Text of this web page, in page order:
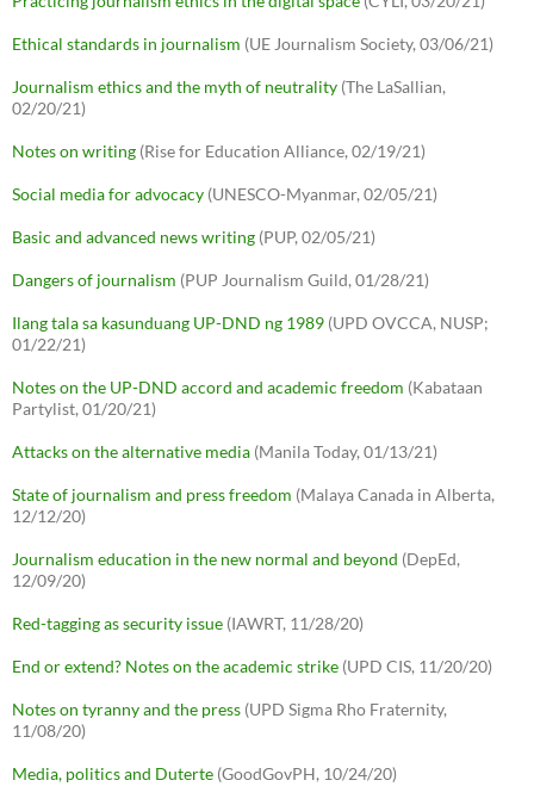
Ethical standards in journalism (UE Journalism Society, 03/06/21)
Journalism ethics and the myth of neutrality (The LaSallian,
02/20/21)
Notes on writing (Rise for Education Alliance, 02/19/21)
Social media for advocacy (UNESCO-Myanmar, 02/05/21)
Basic and advanced news writing (PUP, 02/05/21)
Dangers of journalism (PUP Journalism Guild, 01/28/21)
Ilang tala sa kasunduang UP-DND ng 1989 (UPD OVCCA, NUSP;
01/22/21)
Notes on the UP-DND accord and academic freedom (Kabataan
Partylist, 01/20/21)
Attacks on the alternative media (Manila Today, 01/13/21)
State of journalism and press freedom (Malaya Canada in Alberta,
12/12/20)
Journalism education in the new normal and beyond (DepEd,
12/09/20)
Red-tagging as security issue (IAWRT, 11/28/20)
End or extend? Notes on the academic strike (UPD CIS, 11/20/20)
Notes on tyranny and the press (UPD Sigma Rho Fraternity,
11/08/20)
Media, politics and Duterte (GoodGovPH, 10/24/20)